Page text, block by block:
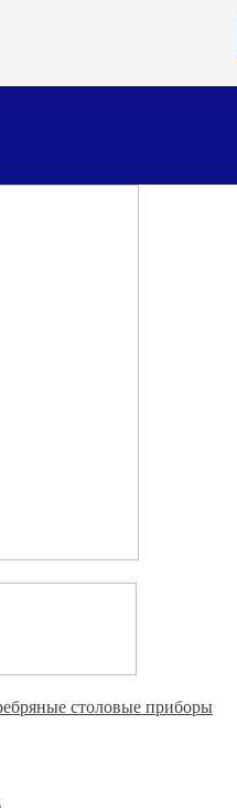
столовые приборы